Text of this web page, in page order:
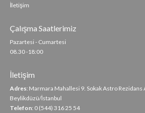
İletişim
Çalışma Saatlerimiz
Pazartesi - Cumartesi
08.30 -18:00
İletişim
Adres: Marmara Mahallesi 9. Sokak Astro Rezidans
Beylikdüzü/İstanbul
Telefon: 0 (544) 316 25 54